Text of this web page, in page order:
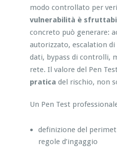
modo controllato per
vulnerabilità è
concreto può generare:
autorizzato, escalation
dati, bypass di controlli,
rete. Il valore del Pen
pratica del rischio, non
Un Pen Test
definizione del
regole d’ingaggio